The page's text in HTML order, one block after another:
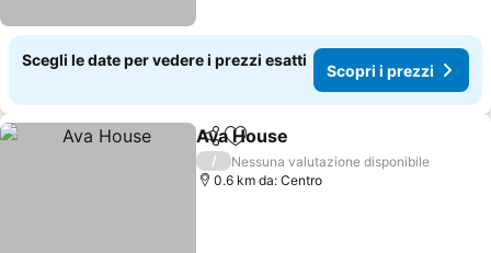
Scegli le date per vedere i prezzi esatti
Scopri i prezzi
CondividiAggiungi ai preferiti
Ava House
/
Nessuna valutazione disponibile
0.6 km da: Centro